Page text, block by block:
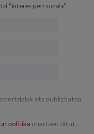
“interes pertsonala”
eta publizitatea
politika onartzen ditut..